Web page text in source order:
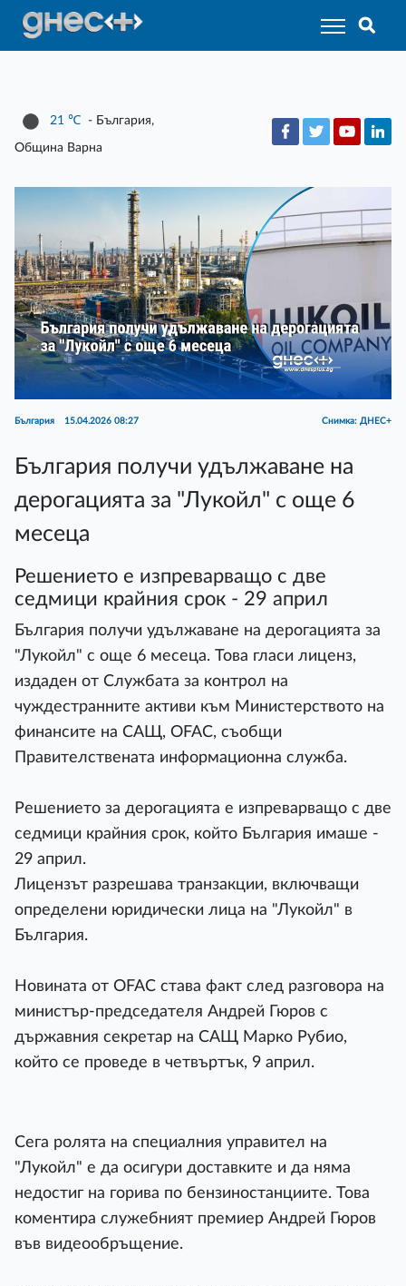
21 ℃ - България,
Община Варна
България 15.04.2026 08:27 Снимка: ДНЕС+
България получи удължаване на
дерогацията за "Лукойл" с още 6
месеца
Решението е изпреварващо с две
седмици крайния срок - 29 април
България получи удължаване на дерогацията за
"Лукойл" с още 6 месеца. Това гласи лиценз,
издаден от Службата за контрол на
чуждестранните активи към Министерството на
финансите на САЩ, OFAC, съобщи
Правителствената информационна служба.
Решението за дерогацията е изпреварващо с две
седмици крайния срок, който България имаше -
29 април.
Лицензът разрешава транзакции, включващи
определени юридически лица на "Лукойл" в
България.
Новината от OFAC става факт след разговора на
министър-председателя Андрей Гюров с
държавния секретар на САЩ Марко Рубио,
който се проведе в четвъртък, 9 април.
Сега ролята на специалния управител на
"Лукойл" е да осигури доставките и да няма
недостиг на горива по бензиностанциите. Това
коментира служебният премиер Андрей Гюров
във видеообръщение.